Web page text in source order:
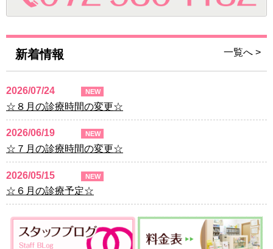
新着情報 一覧へ >
2026/07/24 NEW
☆８月の診療時間の変更☆
2026/06/19 NEW
☆７月の診療時間の変更☆
2026/05/15 NEW
☆６月の診療予定☆